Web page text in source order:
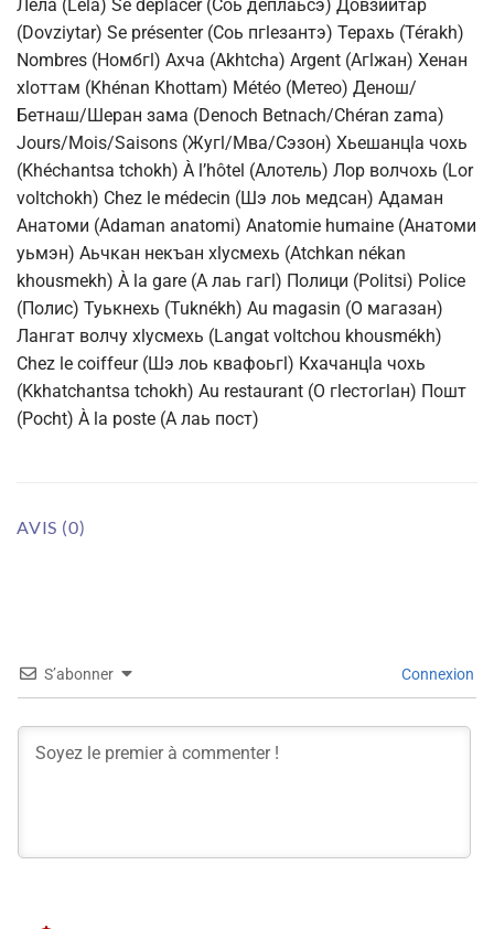
Лела (Léla) Se déplacer (Соь деплаьсэ) Довзийтар
(Dovziytar) Se présenter (Соь пгlезантэ) Терахь (Térakh)
Nombres (Номбгl) Ахча (Akhtcha) Argent (Агlжан) Хенан
хlоттам (Khénan Khottam) Météo (Метео) Денош/
Бетнаш/Шеран зама (Denoch Betnach/Chéran zama)
Jours/Mois/Saisons (Жугl/Мва/Сэзон) Хьешанцlа чохь
(Khéchantsa tchokh) À l’hôtel (Алотель) Лор волчохь (Lor
voltchokh) Chez le médecin (Шэ лоь медсан) Адаман
Анатоми (Adaman anatomi) Anatomie humaine (Анатоми
уьмэн) Аьчкан некъан хlусмехь (Atchkan nékan
khousmekh) À la gare (A лаь гагl) Полици (Politsi) Police
(Полис) Туькнехь (Tuknékh) Au magasin (О магазан)
Лангат волчу хlусмехь (Langat voltchou khousmékh)
Chez le coiffeur (Шэ лоь квафоьгl) Кхачанцlа чохь
(Kkhatchantsa tchokh) Au restaurant (О гlестогlан) Пошт
(Pocht) À la poste (A лаь пост)
AVIS (0)
S’abonner Connexion